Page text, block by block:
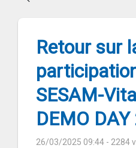
Retour sur
SESAM-
DEMO
26/03/2025 09:44 - 2284